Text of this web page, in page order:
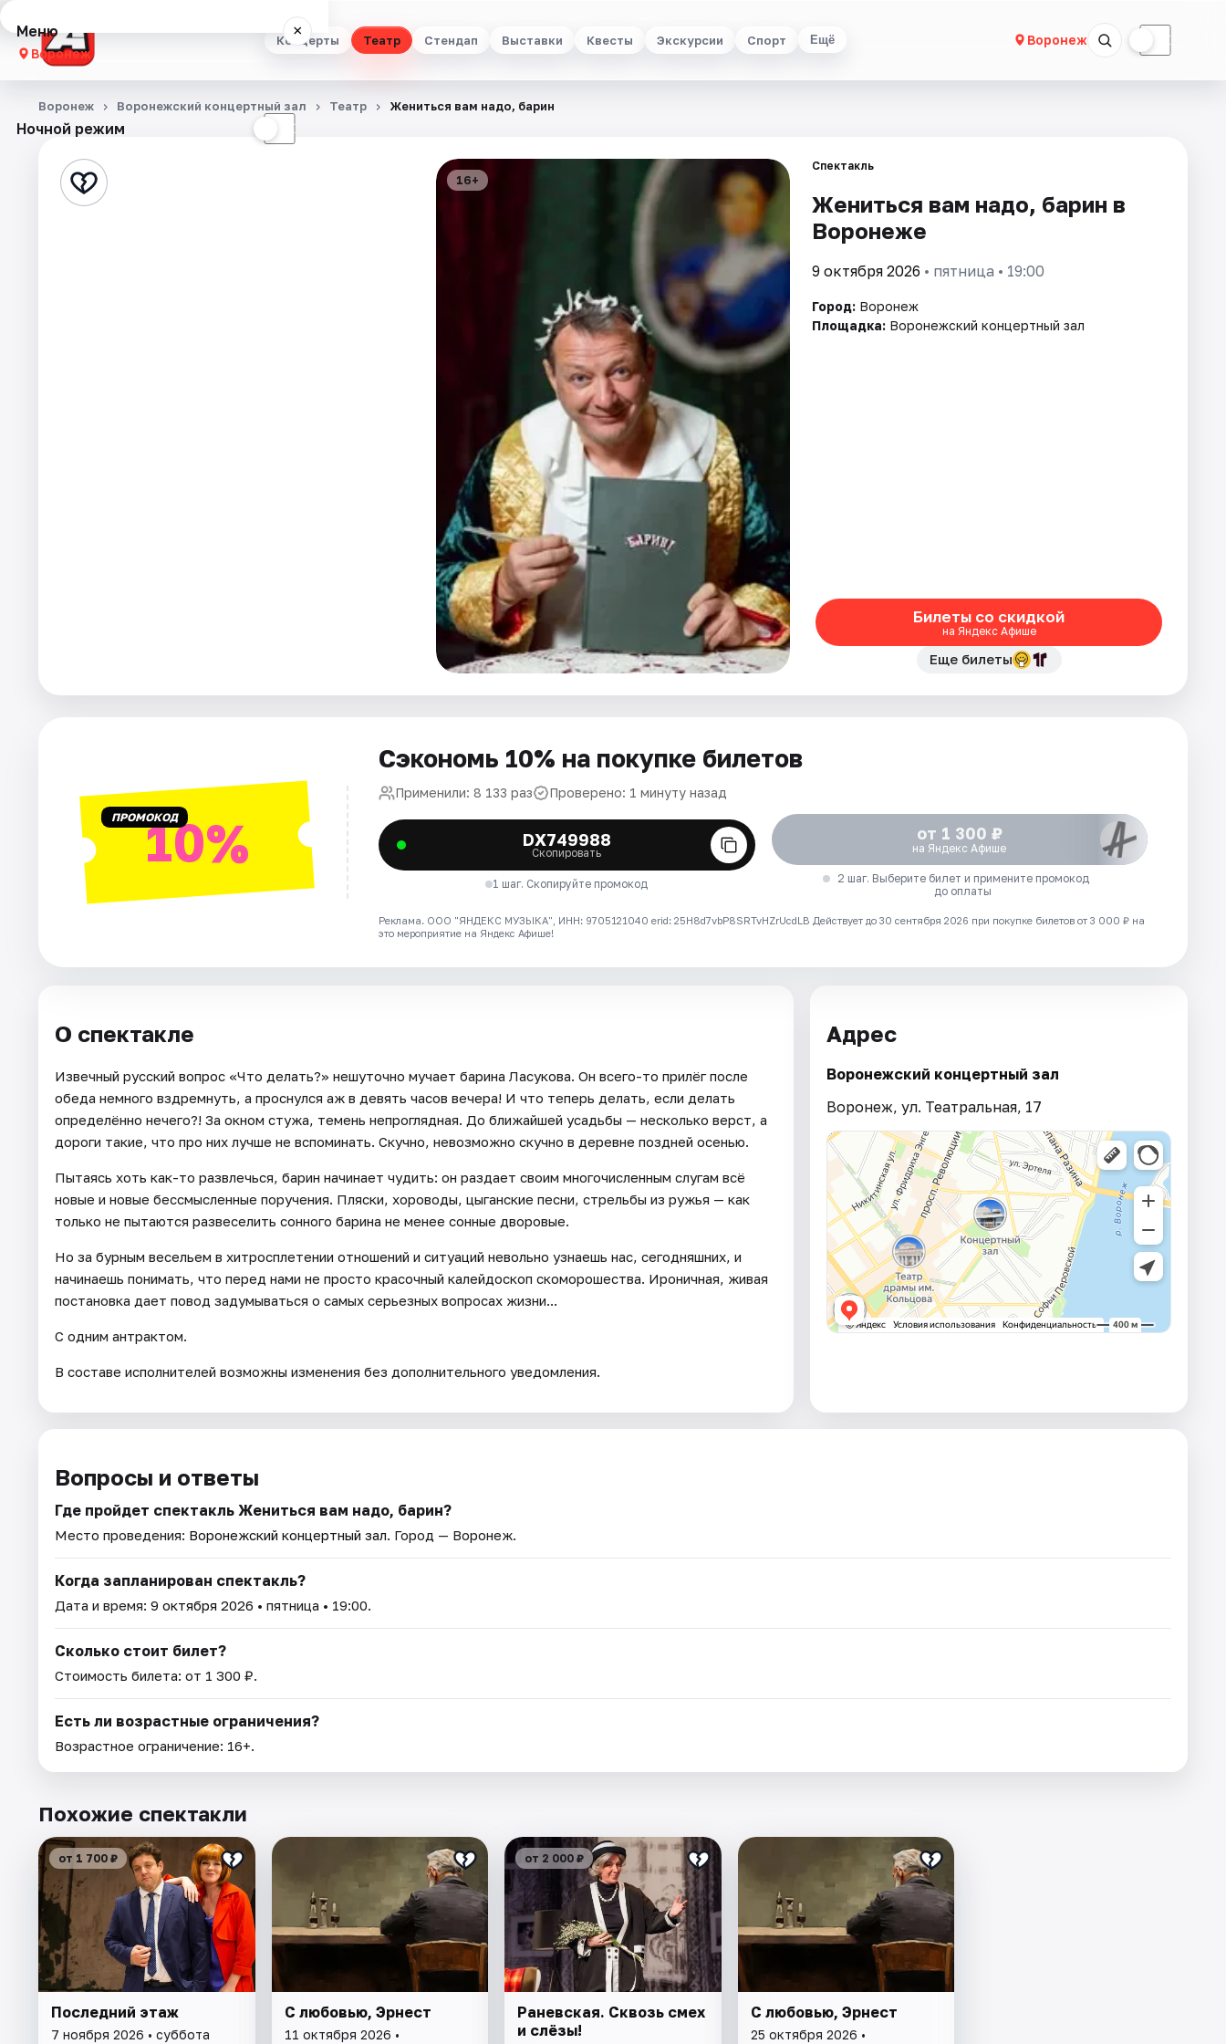
Концерты Театр Стендап Выставки Квесты Экскурсии Спорт Ещё Воронеж ☾
Меню ×
Воронеж
Концерты
Стендап
Ночной режим ☾
Воронеж Воронежский концертный зал Театр Жениться вам надо, барин
16+
Спектакль
Жениться вам надо, барин в
Воронеже
9 октября 2026 • пятница • 19:00
Город: Воронеж
Площадка: Воронежский концертный зал
Билеты со скидкой
на Яндекс Афише
Еще билеты
ПРОМОКОД10%
Сэкономь 10% на покупке билетов
Применили: 8 133 раз Проверено: 1 минуту назад
DX749988
Скопировать
1 шаг. Скопируйте промокод
от 1 300 ₽
на Яндекс Афише
2 шаг. Выберите билет и примените промокод
до оплаты
Реклама. ООО "ЯНДЕКС МУЗЫКА", ИНН: 9705121040 erid: 25H8d7vbP8SRTvHZrUcdLB Действует до 30 сентября 2026 при покупке билетов от 3 000 ₽ на
это мероприятие на Яндекс Афише!
О спектакле
Извечный русский вопрос «Что делать?» нешуточно мучает барина Ласукова. Он всего-то прилёг после
обеда немного вздремнуть, а проснулся аж в девять часов вечера! И что теперь делать, если делать
определённо нечего?! За окном стужа, темень непроглядная. До ближайшей усадьбы — несколько верст, а
дороги такие, что про них лучше не вспоминать. Скучно, невозможно скучно в деревне поздней осенью.
Пытаясь хоть как-то развлечься, барин начинает чудить: он раздает своим многочисленным слугам всё
новые и новые бессмысленные поручения. Пляски, хороводы, цыганские песни, стрельбы из ружья — как
только не пытаются развеселить сонного барина не менее сонные дворовые.
Но за бурным весельем в хитросплетении отношений и ситуаций невольно узнаешь нас, сегодняшних, и
начинаешь понимать, что перед нами не просто красочный калейдоскоп скоморошества. Ироничная, живая
постановка дает повод задумываться о самых серьезных вопросах жизни...
С одним антрактом.
В составе исполнителей возможны изменения без дополнительного уведомления.
Адрес
Воронежский концертный зал
Воронеж, ул. Театральная, 17
Вопросы и ответы
Где пройдет спектакль Жениться вам надо, барин?
Место проведения: Воронежский концертный зал. Город — Воронеж.
Когда запланирован спектакль?
Дата и время: 9 октября 2026 • пятница • 19:00.
Сколько стоит билет?
Стоимость билета: от 1 300 ₽.
Есть ли возрастные ограничения?
Возрастное ограничение: 16+.
Похожие спектакли
от 1 700 ₽
Последний этаж
7 ноября 2026 • суббота
С любовью, Эрнест
11 октября 2026 •
от 2 000 ₽
Раневская. Сквозь смех
и слёзы!
С любовью, Эрнест
25 октября 2026 •